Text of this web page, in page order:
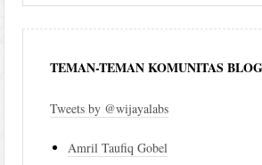
TEMAN-TEMAN KOMUNITAS
Tweets by @wijayalabs
Amril Taufiq Gobel